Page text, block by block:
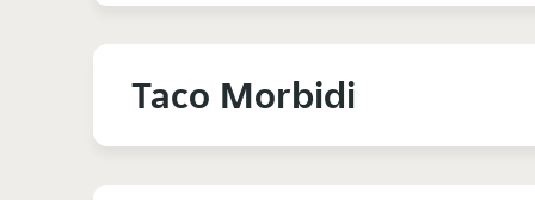
Taco Morbidi